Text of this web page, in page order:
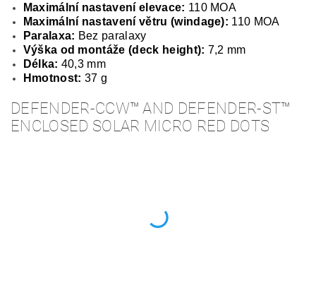
Maximální nastavení elevace: 110 MOA
Maximální nastavení větru (windage): 110 MOA
Paralaxa: Bez paralaxy
Výška od montáže (deck height): 7,2 mm
Délka: 40,3 mm
Hmotnost: 37 g
DEFENDER-CCW™ AND DEFENDER-ST™
ENCLOSED SOLAR MICRO RED DOTS